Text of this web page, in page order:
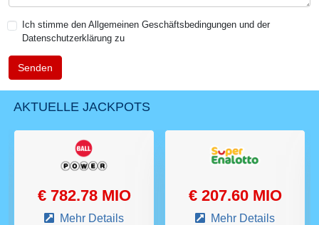
Ich stimme den Allgemeinen Geschäftsbedingungen und der
Datenschutzerklärung zu
Senden
AKTUELLE JACKPOTS
€ 782.78 MIO
Mehr Details
€ 207.60 MIO
Mehr Details